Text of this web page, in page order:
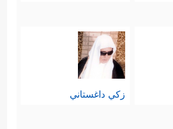
زكي داغستاني